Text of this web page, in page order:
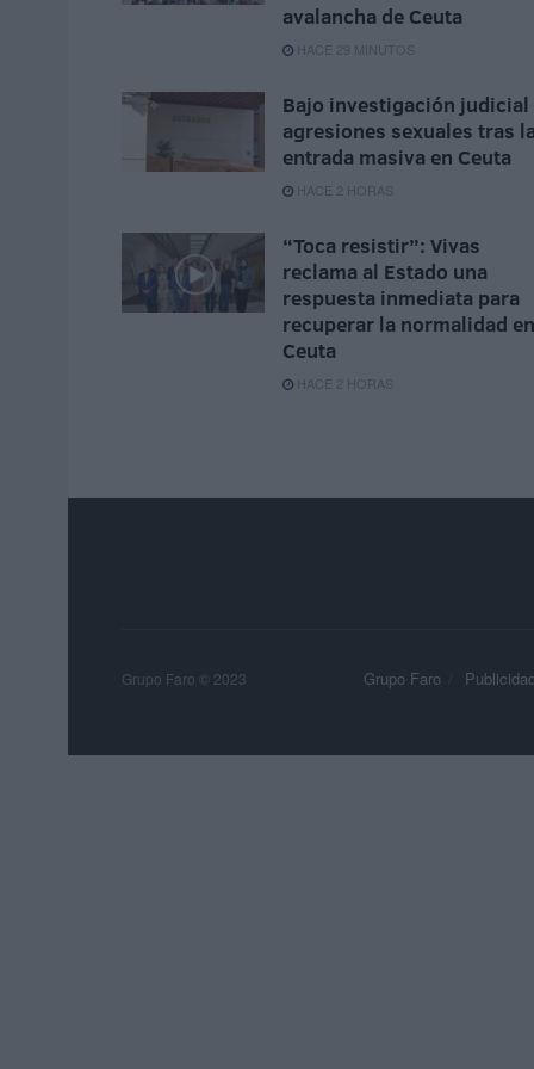
avalancha de Ceuta
HACE 29 MINUTOS
Bajo investigación judicial
agresiones sexuales tras la
entrada masiva en Ceuta
HACE 2 HORAS
“Toca resistir”: Vivas
reclama al Estado una
respuesta inmediata para
recuperar la normalidad en
Ceuta
HACE 2 HORAS
Grupo Faro Publicidad
Grupo Faro © 2023